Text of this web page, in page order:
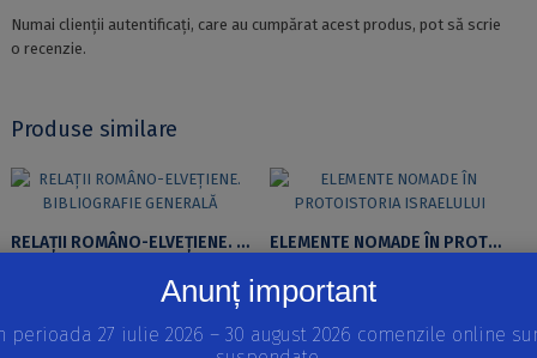
Numai clienții autentificați, care au cumpărat acest produs, pot să scrie
o recenzie.
Produse similare
RELAȚII ROMÂNO-ELVEȚIENE. BIBLIOGRAFIE GENERALĂ
CITEȘTE MAI MULT
ELEMENTE NOMADE ÎN PROTOISTORIA ISRAELULUI
ADAUGĂ ÎN COȘ
Anunț important
perioada 27 iulie 2026 – 30 august 2026 comenzile online